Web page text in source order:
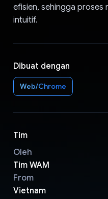
efisien, sehingga proses
intuitif.
Dibuat dengan
Web/Chrome
Tim
Oleh
Tim WAM
From
Vietnam